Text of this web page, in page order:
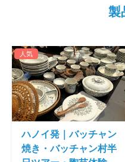
製
人気
ハノイ発｜バッチャン
焼き・バッチャン村半